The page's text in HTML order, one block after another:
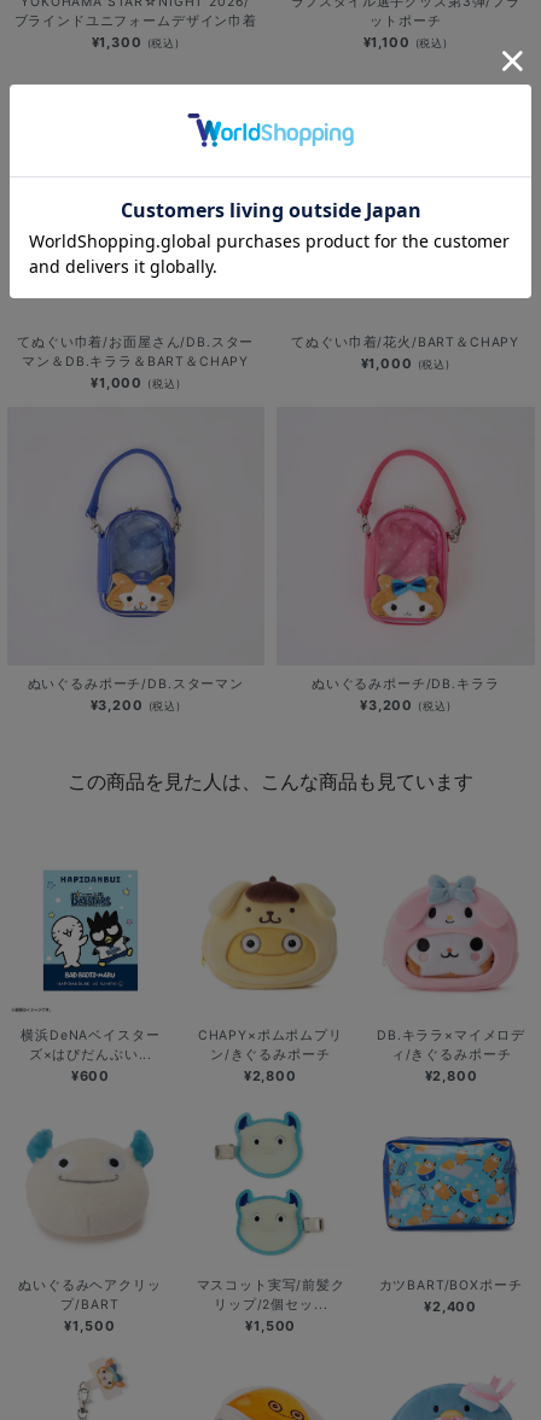
ブラインドユニフォームデザイン巾着
¥1,300 (税込)
ットポーチ
¥1,100 (税込)
てぬぐい巾着/お面屋さん/DB.スター
マン＆DB.キララ＆BART＆CHAPY
¥1,000 (税込)
てぬぐい巾着/花火/BART＆CHAPY
¥1,000 (税込)
ぬいぐるみポーチ/DB.スターマン
¥3,200 (税込)
ぬいぐるみポーチ/DB.キララ
¥3,200 (税込)
この商品を見た人は、こんな商品も見ています
横浜DeNAベイスター
ズ×はぴだんぶい...
¥600
CHAPY×ポムポムプリ
ン/きぐるみポーチ
¥2,800
DB.キララ×マイメロデ
ィ/きぐるみポーチ
¥2,800
ぬいぐるみヘアクリッ
プ/BART
¥1,500
マスコット実写/前髪ク
リップ/2個セッ...
¥1,500
カツBART/BOXポーチ
¥2,400